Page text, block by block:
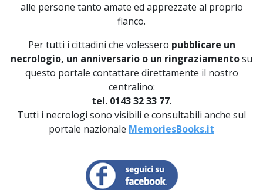
alle persone tanto amate ed apprezzate al proprio
fianco.
Per tutti i cittadini che volessero pubblicare un
necrologio, un anniversario o un ringraziamentosu
questo portale contattare direttamente il nostro
centralino:
tel. 0143 32 33 77.
Tutti i necrologi sono visibili e consultabili anche sul
portale nazionale MemoriesBooks.it